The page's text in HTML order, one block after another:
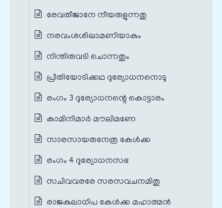
രേവതീജാനേ നീയരുളുന്നതു
നരവംശശിഖാമണിയാകും
നിന്തിരുവടി ചൊന്നതും
പ്രീതിയോടിക്കഥ ദുര്യോധനനൊടു
രംഗം 3 ദുര്യോധനന്റെ കൊട്ടാരം
കാമിനിമാർ മൗലിമണേ
സാരസായതനേത്ര കേൾക്ക
രംഗം 4 ദുര്യോധനസഭ
സചിവവരരേ സരസവചനമിതു
രാജകുലാധിപ കേൾക്ക മഹാത്മൻ